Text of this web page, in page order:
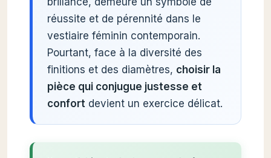
réussite et de pérennité dans le
vestiaire féminin contemporain.
Pourtant, face à la diversité des
finitions et des diamètres, choisir la
pièce qui conjugue justesse et
confort devient un exercice délicat.